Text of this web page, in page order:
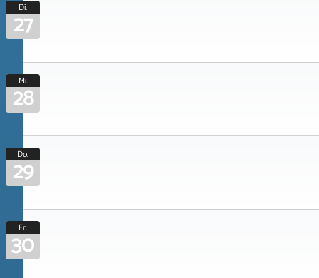
Di.
27
Mi.
28
Do.
29
Fr.
30